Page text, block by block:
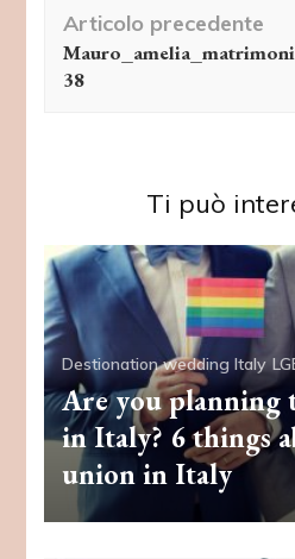
articolo
Articolo precedente
38
Ti può
Destionation wedding Italy
Are you planning
in Italy? 6 things
union in Italy